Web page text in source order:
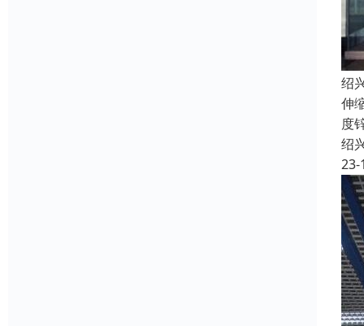
绍
伸
度
绍
23-